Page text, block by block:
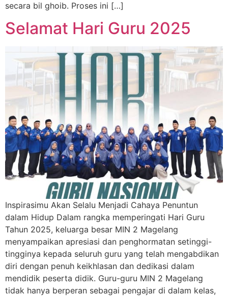
secara bil ghoib. Proses ini […]
Selamat Hari Guru 2025
Inspirasimu Akan Selalu Menjadi Cahaya Penuntun
dalam Hidup Dalam rangka memperingati Hari Guru
Tahun 2025, keluarga besar MIN 2 Magelang
menyampaikan apresiasi dan penghormatan setinggi-
tingginya kepada seluruh guru yang telah mengabdikan
diri dengan penuh keikhlasan dan dedikasi dalam
mendidik peserta didik. Guru-guru MIN 2 Magelang
tidak hanya berperan sebagai pengajar di dalam kelas,